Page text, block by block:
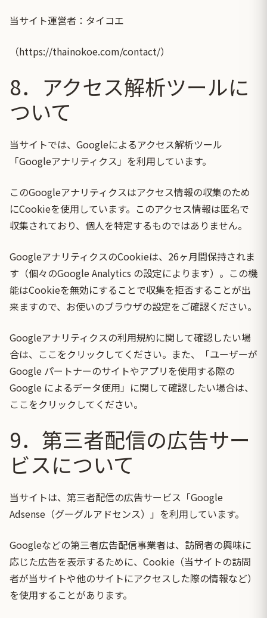
当サイト運営者：タイコエ
（https://thainokoe.com/contact/）
8．アクセス解析ツールに
ついて
当サイトでは、Googleによるアクセス解析ツール
「Googleアナリティクス」を利用しています。
このGoogleアナリティクスはアクセス情報の収集のため
にCookieを使用しています。このアクセス情報は匿名で
収集されており、個人を特定するものではありません。
GoogleアナリティクスのCookieは、26ヶ月間保持されま
す （個々のGoogle Analytics の設定によります） 。この機
能はCookieを無効にすることで収集を拒否することが出
来ますので、お使いのブラウザの設定をご確認ください。
Googleアナリティクスの利用規約に関して確認したい場
合は、 ここをクリック してください。また、「ユーザーが
Google パートナーのサイトやアプリを使用する際の
Google によるデータ使用」に関して確認したい場合は、
ここをクリック してください。
9．第三者配信の広告サー
ビスについて
当サイトは、第三者配信の広告サービス「Google
Adsense（グーグルアドセンス）」を利用しています。
Googleなどの第三者広告配信事業者は、訪問者の興味に
応じた広告を表示するために、Cookie（当サイトの訪問
者が当サイトや他のサイトにアクセスした際の情報など）
を使用することがあります。